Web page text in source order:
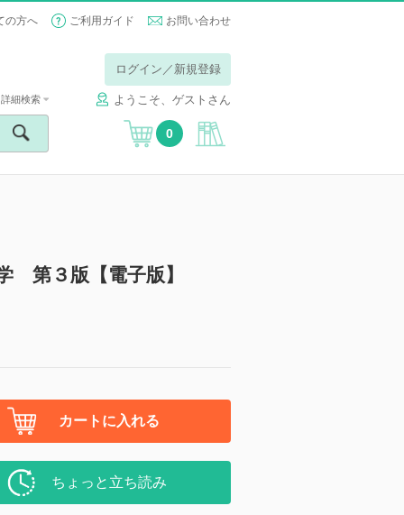
の方へ ご利用ガイド お問い合わせ
ログイン／新規登録
ようこそ、ゲストさん
詳細検索
0
第３版【電子版】
カートに入れる
ちょっと立ち読み